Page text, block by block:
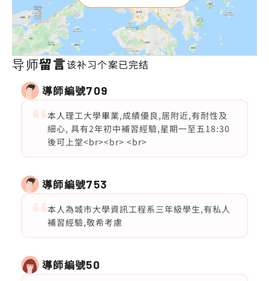
导师留言该补习个案已完结
導師編號709
本人理工大學畢業,成績優良,居附近,有耐性及
細心, 具有2年初中補習經驗,星期一至五18:30
後可上堂<br><br> <br>
導師編號753
本人為城市大學資訊工程系三年級學生,有私人
補習經驗,敬希考慮
導師編號50